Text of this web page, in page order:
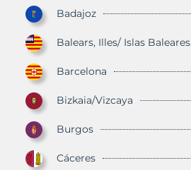
Badajoz
Balears, Illes/ Islas Baleares
Barcelona
Bizkaia/Vizcaya
Burgos
Cáceres